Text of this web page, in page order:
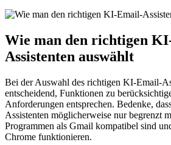
Wie man den richtigen
Assistenten auswählt
Bei der Auswahl des richtigen KI-Email-
entscheidend, Funktionen zu
Anforderungen entsprechen. Bedenke,
Assistenten möglicherweise nur begrenzt
Programmen als Gmail kompatibel sind
Chrome funktionieren.